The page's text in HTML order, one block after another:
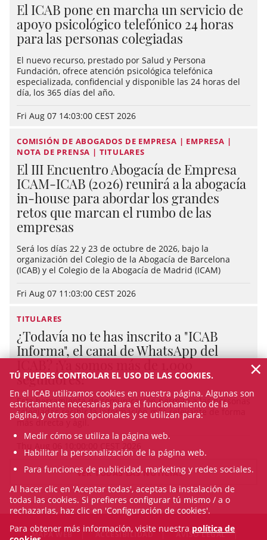
El ICAB pone en marcha un servicio de
apoyo psicológico telefónico 24 horas
para las personas colegiadas
El nuevo recurso, prestado por Salud y Persona
Fundación, ofrece atención psicológica telefónica
especializada, confidencial y disponible las 24 horas del
día, los 365 días del año.
Fri Aug 07 14:03:00 CEST 2026
COMISIÓN DE ABOGADOS DE EMPRESA | EMPRESA |
NOTA DE PRENSA | TITULARES
El III Encuentro Abogacía de Empresa
ICAM-ICAB (2026) reunirá a la abogacía
in-house para abordar los grandes
retos que marcan el rumbo de las
empresas
Será los días 22 y 23 de octubre de 2026, bajo la
organización del Colegio de la Abogacía de Barcelona
(ICAB) y el Colegio de la Abogacía de Madrid (ICAM)
Fri Aug 07 11:03:00 CEST 2026
TITULARES
¿Todavía no te has inscrito a "ICAB
Informa", el canal de WhatsApp del
seguidores!
Esta herramienta de comunicación permite a las personas
colegiadas recibir la información más relevante de forma
más directa y ágil.
VER TODAS LAS NOTICIAS
MAPA WEB ACCESIBILIDAD AVISO LEGAL
TÚ PUEDES CONTROLAR EL USO DE LAS COOKIES.
En el ICAB utilizamos cookies en nuestra página. Algunas son
estrictamente necesarias para el funcionamiento de la
página, y otros son opcionales y se utilizan para:
Medir cómo se utiliza la página web.
Habilitar la personalización de la página web.
Para funciones de publicidad, marketing y redes sociales.
Al hacer clic en 'Aceptar todas', aceptas la instalación de
todas las cookies. Si prefieres configurar tú mismo / a o
rechazarlas, haz clic en 'Configuración de cookies'.
Para obtener más información, visite nuestra política de
×